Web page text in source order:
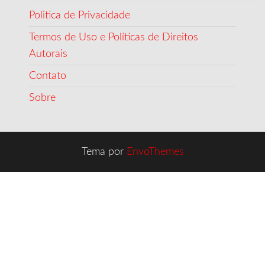
Politica de Privacidade
Termos de Uso e Políticas de Direitos
Autorais
Contato
Sobre
Tema por EnvoThemes